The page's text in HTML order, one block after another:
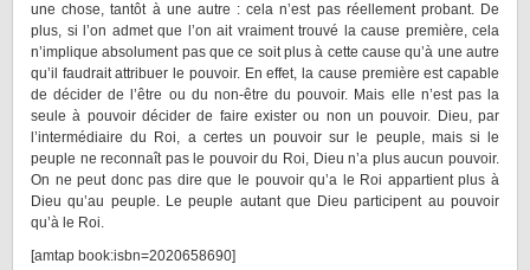
une chose, tantôt à une autre : cela n’est pas réellement probant. De
plus, si l’on admet que l’on ait vraiment trouvé la cause première, cela
n’implique absolument pas que ce soit plus à cette cause qu’à une autre
qu’il faudrait attribuer le pouvoir. En effet, la cause première est capable
de décider de l’être ou du non-être du pouvoir. Mais elle n’est pas la
seule à pouvoir décider de faire exister ou non un pouvoir. Dieu, par
l’intermédiaire du Roi, a certes un pouvoir sur le peuple, mais si le
peuple ne reconnaît pas le pouvoir du Roi, Dieu n’a plus aucun pouvoir.
On ne peut donc pas dire que le pouvoir qu’a le Roi appartient plus à
Dieu qu’au peuple. Le peuple autant que Dieu participent au pouvoir
qu’à le Roi.
[amtap book:isbn=2020658690]